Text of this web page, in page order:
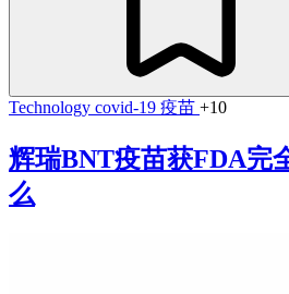
Technology covid-19 疫苗 +10
辉瑞BNT疫苗获FDA完
么